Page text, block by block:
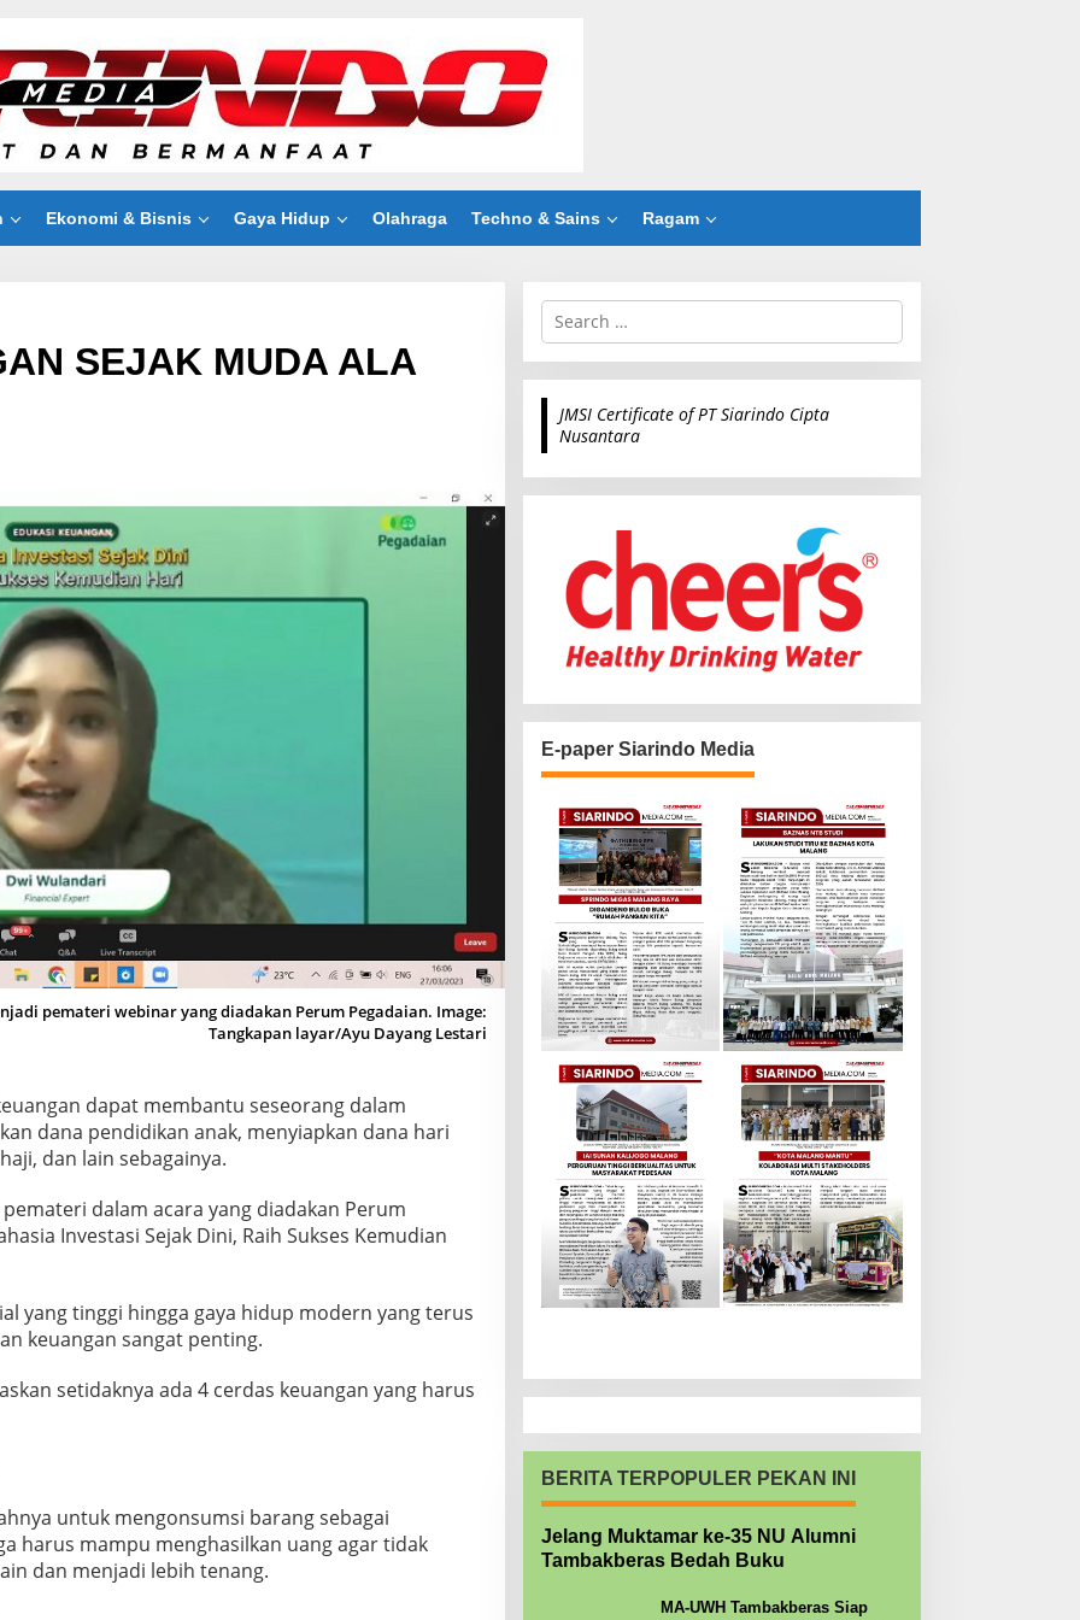
Ekonomi & Bisnis Gaya Hidup Olahraga Techno & Sains Ragam
SEJAK MUDA ALA
pemateri webinar yang diadakan Perum Pegadaian. Image:
Tangkapan layar/Ayu Dayang Lestari
dapat membantu seseorang dalam
dana pendidikan anak, menyiapkan dana hari
dan lain sebagainya.
dalam acara yang diadakan Perum
Investasi Sejak Dini, Raih Sukses Kemudian
yang tinggi hingga gaya hidup modern yang terus
keuangan sangat penting.
setidaknya ada 4 cerdas keuangan yang harus
untuk mengonsumsi barang sebagai
harus mampu menghasilkan uang agar tidak
dan menjadi lebih tenang.
S
r
c
r
JMSI Certificate of PT Siarindo Cipta
Nusantara
E-paper Siarindo Media
BERITA TERPOPULER PEKAN INI
Jelang Muktamar ke-35 NU Alumni
Tambakberas Bedah Buku
MA-UWH Tambakberas Siap